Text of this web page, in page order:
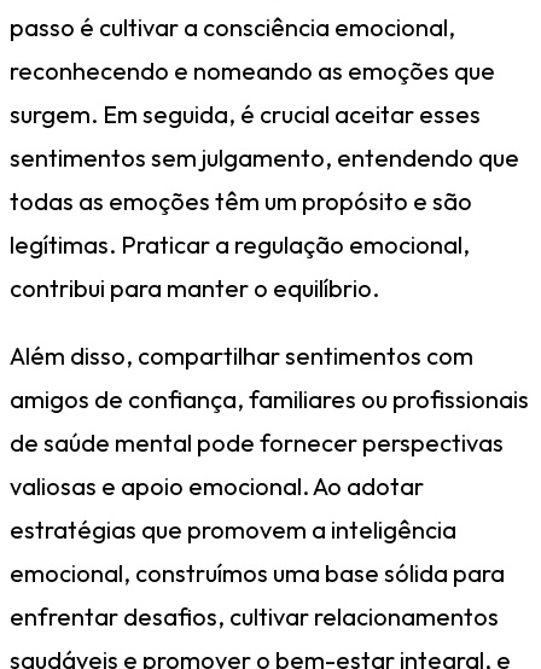
passo é cultivar a consciência emocional,
reconhecendo e nomeando as emoções que
surgem. Em seguida, é crucial aceitar esses
sentimentos sem julgamento, entendendo que
todas as emoções têm um propósito e são
legítimas. Praticar a regulação emocional,
contribui para manter o equilíbrio.
Além disso, compartilhar sentimentos com
amigos de confiança, familiares ou profissionais
de saúde mental pode fornecer perspectivas
valiosas e apoio emocional. Ao adotar
estratégias que promovem a inteligência
emocional, construímos uma base sólida para
enfrentar desafios, cultivar relacionamentos
saudáveis e promover o bem-estar integral, e